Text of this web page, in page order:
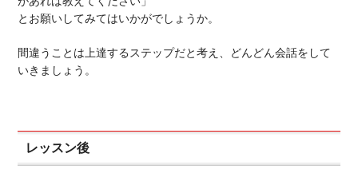
とお願いしてみてはいかがでしょうか。
間違うことは上達するステップだと考え、どんどん会話をして
いきましょう。
レッスン後